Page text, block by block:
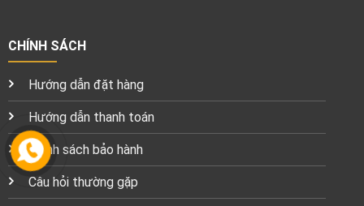
CHÍNH SÁCH
Hướng dẫn đặt hàng
Hướng dẫn thanh toán
Chính sách bảo hành
Câu hỏi thường gặp